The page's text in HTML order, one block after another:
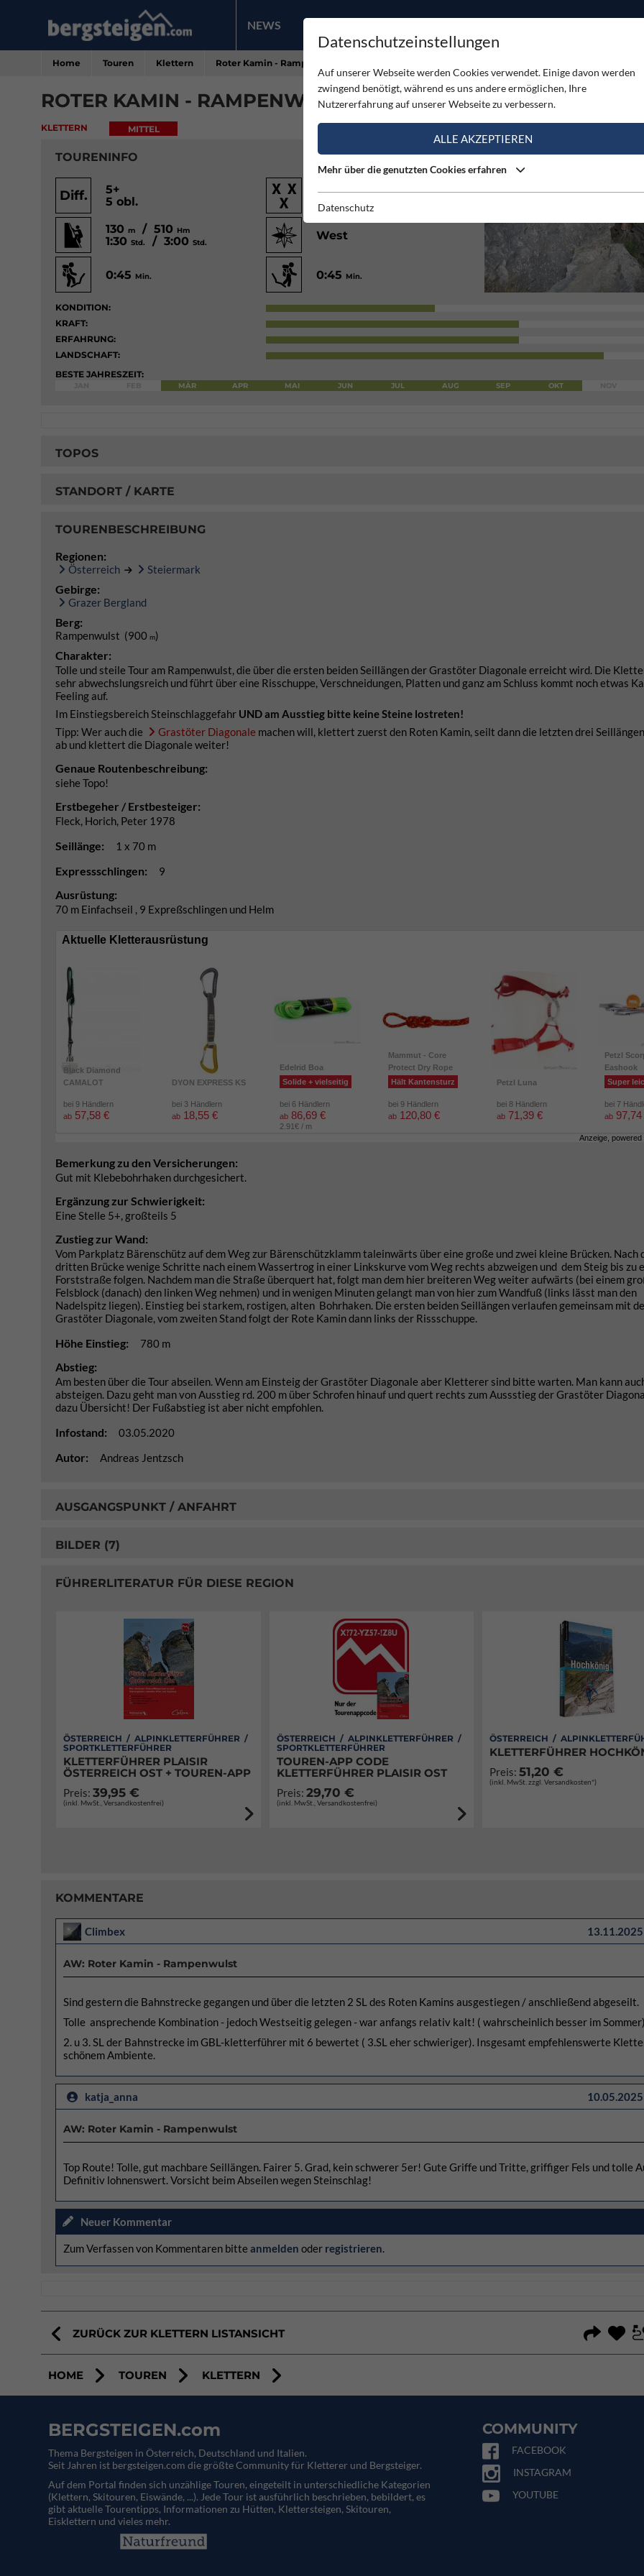
NEWS PRODUKTE
Home Touren Klettern Roter Kamin - Rampenwulst
ROTER KAMIN - RAMPENWULST
KLETTERN MITTEL
TOURENINFO
Diff.
5+
5 obl.
Gut
130m / 510 Hm
1:30Std. / 3:00Std.
West
0:45 Min. 0:45 Min.
KONDITION:
KRAFT:
ERFAHRUNG:
LANDSCHAFT:
BESTE JAHRESZEIT:
MÄR APR MAI JUN JUL AUG SEP OKT
TOPOS
STANDORT / KARTE
TOURENBESCHREIBUNG
Regionen:
Österreich Steiermark
Gebirge:
Grazer Bergland
Berg:
Rampenwulst (900 m)
Charakter:
Tolle und steile Tour am Rampenwulst, die über die ersten beiden Seillängen der Grastöter Diagonale erreicht wird. Die
sehr abwechslungsreich und führt über eine Risschuppe, Verschneidungen, Platten und ganz am Schluss kommt noch etwas
Feeling auf.
Im Einstiegsbereich Steinschlaggefahr UND am Ausstieg bitte keine Steine lostreten!
Tipp: Wer auch die
Grastöter Diagonale machen will, klettert zuerst den Roten Kamin, seilt dann die letzten drei
ab und klettert die Diagonale weiter!
Genaue Routenbeschreibung:
siehe Topo!
Erstbegeher / Erstbesteiger:
Fleck, Horich, Peter 1978
Seillänge: 1 x 70 m
Expressschlingen: 9
Ausrüstung:
70 m Einfachseil , 9 Expreßschlingen und Helm
Aktuelle Kletterausrüstung
Black Diamond
CAMALOT
bei 9 Händlern
ab 57,58 €
DYON EXPRESS KS
bei 3 Händlern
ab 18,55 €
Edelrid Boa
Solide + vielseitig
bei 6 Händlern
ab 86,69 €
2.91€ / m
Mammut - Core
Protect Dry Rope
Hält Kantensturz
bei 9 Händlern
ab 120,80 €
Petzl Luna
bei 8 Händlern
ab 71,39 €
Petzl
Eashook
Super
bei 7
ab 97,74
Anzeige, powered
Bemerkung zu den Versicherungen:
Gut mit Klebebohrhaken durchgesichert.
Ergänzung zur Schwierigkeit:
Eine Stelle 5+, großteils 5
Zustieg zur Wand:
Vom Parkplatz Bärenschütz auf dem Weg zur Bärenschützklamm taleinwärts über eine große und zwei kleine Brücken. Nach
dritten Brücke wenige Schritte nach einem Wassertrog in einer Linkskurve vom Weg rechts abzweigen und dem Steig bis zu
Forststraße folgen. Nachdem man die Straße überquert hat, folgt man dem hier breiteren Weg weiter aufwärts (bei einem
Felsblock (danach) den linken Weg nehmen) und in wenigen Minuten gelangt man von hier zum Wandfuß (links lässt man den
Nadelspitz liegen). Einstieg bei starkem, rostigen, alten Bohrhaken. Die ersten beiden Seillängen verlaufen gemeinsam mit
Grastöter Diagonale, vom zweiten Stand folgt der Rote Kamin dann links der Rissschuppe.
Höhe Einstieg: 780 m
Abstieg:
Am besten über die Tour abseilen. Wenn am Einsteig der Grastöter Diagonale aber Kletterer sind bitte warten. Man kann
absteigen. Dazu geht man von Ausstieg rd. 200 m über Schrofen hinauf und quert rechts zum Aussstieg der Grastöter
dazu Übersicht! Der Fußabstieg ist aber nicht empfohlen.
Infostand: 03.05.2020
Autor: Andreas Jentzsch
AUSGANGSPUNKT / ANFAHRT
BILDER (7)
FÜHRERLITERATUR FÜR DIESE REGION
ÖSTERREICH / ALPINKLETTERFÜHRER /
SPORTKLETTERFÜHRER
KLETTERFÜHRER PLAISIR
ÖSTERREICH OST + TOUREN-APP
Preis: 39,95 €
(inkl. MwSt., Versandkostenfrei)
ÖSTERREICH / ALPINKLETTERFÜHRER /
SPORTKLETTERFÜHRER
TOUREN-APP CODE
KLETTERFÜHRER PLAISIR OST
Preis: 29,70 €
(inkl. MwSt., Versandkostenfrei)
ÖSTERREICH /
KLETTERFÜHRER
Preis:51,20 €
(inkl. MwSt. zzgl. Versandkosten*)
KOMMENTARE
Climbex
AW: Roter Kamin - Rampenwulst
Sind gestern die Bahnstrecke gegangen und über die letzten 2 SL des Roten Kamins ausgestiegen / anschließend abgeseilt.
Tolle ansprechende Kombination - jedoch Westseitig gelegen - war anfangs relativ kalt! ( wahrscheinlich besser im
2. u 3. SL der Bahnstrecke im GBL-kletterführer mit 6 bewertet ( 3.SL eher schwieriger). Insgesamt empfehlenswerte
schönem Ambiente.
katja_anna
AW: Roter Kamin - Rampenwulst
Top Route! Tolle, gut machbare Seillängen. Fairer 5. Grad, kein schwerer 5er! Gute Griffe und Tritte, griffiger Fels und tolle
Definitiv lohnenswert. Vorsicht beim Abseilen wegen Steinschlag!
Neuer Kommentar
Zum Verfassen von Kommentaren bitte anmelden oder registrieren.
ZURÜCK ZUR KLETTERN LISTANSICHT
HOME TOUREN KLETTERN
BERGSTEIGEN.com
Thema Bergsteigen in Österreich, Deutschland und Italien.
Seit Jahren ist bergsteigen.com die größte Community für Kletterer und Bergsteiger.
Auf dem Portal finden sich unzählige Touren, eingeteilt in unterschiedliche Kategorien
(Klettern, Skitouren, Eiswände, ...). Jede Tour ist ausführlich beschrieben, bebildert, es
gibt aktuelle Tourentipps, Informationen zu Hütten, Klettersteigen, Skitouren,
Eisklettern und vieles mehr.
COMMUNITY
FACEBOOK
INSTAGRAM
YOUTUBE
Datenschutzeinstellungen
Auf unserer Webseite werden Cookies verwendet. Einige davon werden
zwingend benötigt, während es uns andere ermöglichen, Ihre
Nutzererfahrung auf unserer Webseite zu verbessern.
ALLE AKZEPTIEREN
Mehr über die genutzten Cookies erfahren
Datenschutz